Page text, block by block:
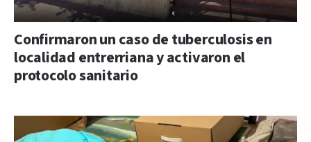
Confirmaron un caso de tuberculosis en
localidad entrerriana y activaron el
protocolo sanitario